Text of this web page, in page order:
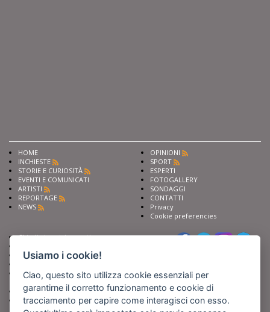
HOME
INCHIESTE
STORIE E CURIOSITÀ
EVENTI E COMUNICATI
ARTISTI
REPORTAGE
NEWS
OPINIONI
SPORT
ESPERTI
FOTOGALLERY
SONDAGGI
CONTATTI
Privacy
Cookie preferencies
Chiedi ai nostri esperti
Fai pubblicità con noi
Iscriviti al nostro corso di
giornalismo
Compra i nostri libri
Entra in Barinedita Map
Usiamo i cookie!
Ciao, questo sito utilizza cookie essenziali per
garantirne il corretto funzionamento e cookie di
tracciamento per capire come interagisci con esso.